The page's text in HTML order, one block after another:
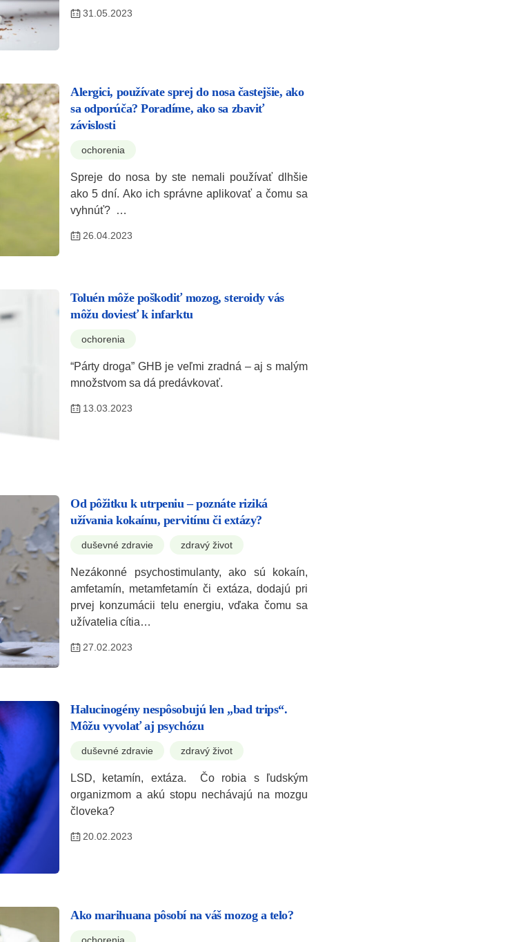
31.05.2023
Alergici, používate sprej do nosa častejšie, ako
sa odporúča? Poradíme, ako sa zbaviť
závislosti
ochorenia
Spreje do nosa by ste nemali používať dlhšie
ako 5 dní. Ako ich správne aplikovať a čomu sa
vyhnúť? …
26.04.2023
Toluén môže poškodiť mozog, steroidy vás
môžu doviesť k infarktu
ochorenia
“Párty droga” GHB je veľmi zradná – aj s malým
množstvom sa dá predávkovať.
13.03.2023
Od pôžitku k utrpeniu – poznáte riziká
užívania kokaínu, pervitínu či extázy?
duševné zdravie zdravý život
Nezákonné psychostimulanty, ako sú kokaín,
amfetamín, metamfetamín či extáza, dodajú pri
prvej konzumácii telu energiu, vďaka čomu sa
užívatelia cítia…
27.02.2023
Halucinogény nespôsobujú len „bad trips“.
Môžu vyvolať aj psychózu
duševné zdravie zdravý život
LSD, ketamín, extáza. Čo robia s ľudským
organizmom a akú stopu nechávajú na mozgu
človeka?
20.02.2023
Ako marihuana pôsobí na váš mozog a telo?
ochorenia